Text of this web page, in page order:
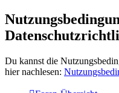
Du kannst die
hier nachlesen: